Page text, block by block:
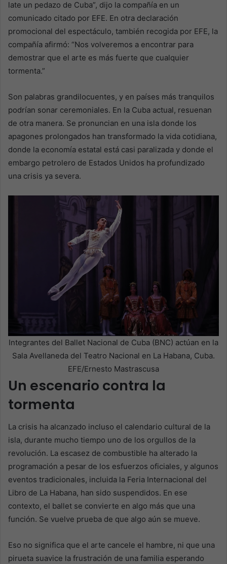
late un pedazo de Cuba”, dijo la compañía en un
comunicado citado por EFE. En otra declaración
promocional del espectáculo, también recogida por EFE, la
compañía afirmó: “Nos volveremos a encontrar para
demostrar que el arte es más fuerte que cualquier
tormenta.”
Son palabras grandilocuentes, y en países más tranquilos
podrían sonar ceremoniales. En la Cuba actual, resuenan
de otra manera. Se pronuncian en una isla donde los
apagones prolongados han transformado la vida cotidiana,
donde la economía estatal está casi paralizada y donde el
embargo petrolero de Estados Unidos ha profundizado
una crisis ya severa.
Integrantes del Ballet Nacional de Cuba (BNC) actúan en la
Sala Avellaneda del Teatro Nacional en La Habana, Cuba.
EFE/Ernesto Mastrascusa
Un escenario contra la
tormenta
La crisis ha alcanzado incluso el calendario cultural de la
isla, durante mucho tiempo uno de los orgullos de la
revolución. La escasez de combustible ha alterado la
programación a pesar de los esfuerzos oficiales, y algunos
eventos tradicionales, incluida la Feria Internacional del
Libro de La Habana, han sido suspendidos. En ese
contexto, el ballet se convierte en algo más que una
función. Se vuelve prueba de que algo aún se mueve.
Eso no significa que el arte cancele el hambre, ni que una
pirueta suavice la frustración de una familia esperando